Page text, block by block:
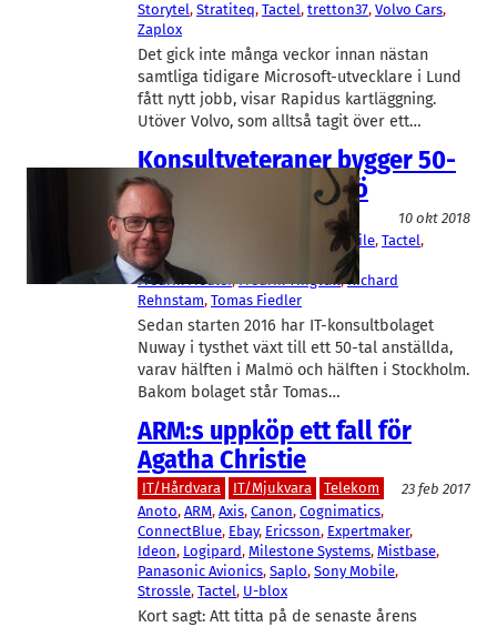
Storytel, Stratiteq, Tactel, tretton37, Volvo Cars
Zaplox
Det gick inte många veckor innan nästan
samtliga tidigare Microsoft-utvecklare i Lund
fått nytt jobb, visar Rapidus kartläggning.
Utöver Volvo, som alltså tagit över ett…
Konsultveteraner bygger 50-
mannabolag i Malmö
IT/Mjukvara
10 okt 2018
B3IT, Nuway Sony Mobile, Tactel
Third Base
Fredrik Fiedler, Fredrik Tingvall, Richard
Rehnstam, Tomas Fiedler
Sedan starten 2016 har IT-konsultbolaget
Nuway i tysthet växt till ett 50-tal anställda,
varav hälften i Malmö och hälften i Stockholm.
Bakom bolaget står Tomas…
ARM:s uppköp ett fall för
Agatha Christie
IT/Hårdvara IT/Mjukvara Telekom
23 feb 2017
Anoto, ARM, Axis, Canon, Cognimatics
ConnectBlue, Ebay, Ericsson, Expertmaker
Ideon, Logipard, Milestone Systems, Mistbase
Panasonic Avionics, Saplo, Sony Mobile
Strossle, Tactel, U-blox
Kort sagt: Att titta på de senaste årens